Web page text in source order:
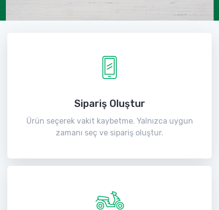
Sipariş Oluştur
Ürün seçerek vakit kaybetme. Yalnızca uygun
zamanı seç ve sipariş oluştur.